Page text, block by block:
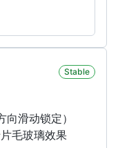
Stable
滑动锁定）
毛玻璃效果